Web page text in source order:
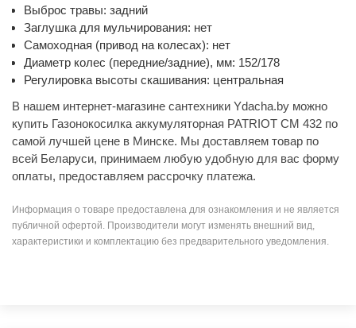
Выброс травы: задний
Заглушка для мульчирования: нет
Самоходная (привод на колесах): нет
Диаметр колес (передние/задние), мм: 152/178
Регулировка высоты скашивания: центральная
В нашем интернет-магазине сантехники Ydacha.by можно
купить Газонокосилка аккумуляторная PATRIOT CM 432 по
самой лучшей цене в Минске. Мы доставляем товар по
всей Беларуси, принимаем любую удобную для вас форму
оплаты, предоставляем рассрочку платежа.
Информация о товаре предоставлена для ознакомления и не является
публичной офертой. Производители могут изменять внешний вид,
характеристики и комплектацию без предварительного уведомления.